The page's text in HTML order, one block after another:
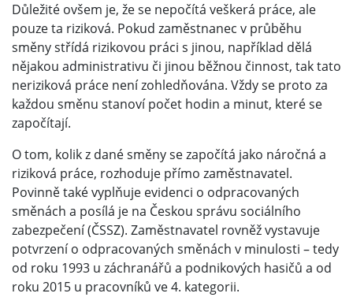
Důležité ovšem je, že se nepočítá veškerá práce, ale
pouze ta riziková. Pokud zaměstnanec v průběhu
směny střídá rizikovou práci s jinou, například dělá
nějakou administrativu či jinou běžnou činnost, tak tato
neriziková práce není zohledňována. Vždy se proto za
každou směnu stanoví počet hodin a minut, které se
započítají.
O tom, kolik z dané směny se započítá jako náročná a
riziková práce, rozhoduje přímo zaměstnavatel.
Povinně také vyplňuje evidenci o odpracovaných
směnách a posílá je na Českou správu sociálního
zabezpečení (ČSSZ). Zaměstnavatel rovněž vystavuje
potvrzení o odpracovaných směnách v minulosti – tedy
od roku 1993 u záchranářů a podnikových hasičů a od
roku 2015 u pracovníků ve 4. kategorii.